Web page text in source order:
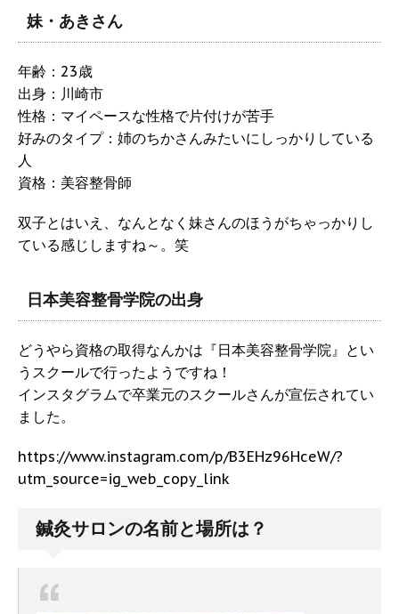
妹・あきさん
年齢：23歳
出身：川崎市
性格：マイペースな性格で片付けが苦手
好みのタイプ：姉のちかさんみたいにしっかりしている
人
資格：美容整骨師
双子とはいえ、なんとなく妹さんのほうがちゃっかりし
ている感じしますね～。笑
日本美容整骨学院の出身
どうやら資格の取得なんかは『日本美容整骨学院』とい
うスクールで行ったようですね！
インスタグラムで卒業元のスクールさんが宣伝されてい
ました。
https://www.instagram.com/p/B3EHz96HceW/?
utm_source=ig_web_copy_link
鍼灸サロンの名前と場所は？